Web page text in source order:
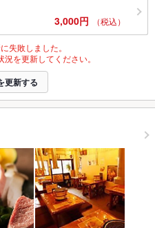
3,000円 （税込）
失敗しました。
を更新してください。
更新する